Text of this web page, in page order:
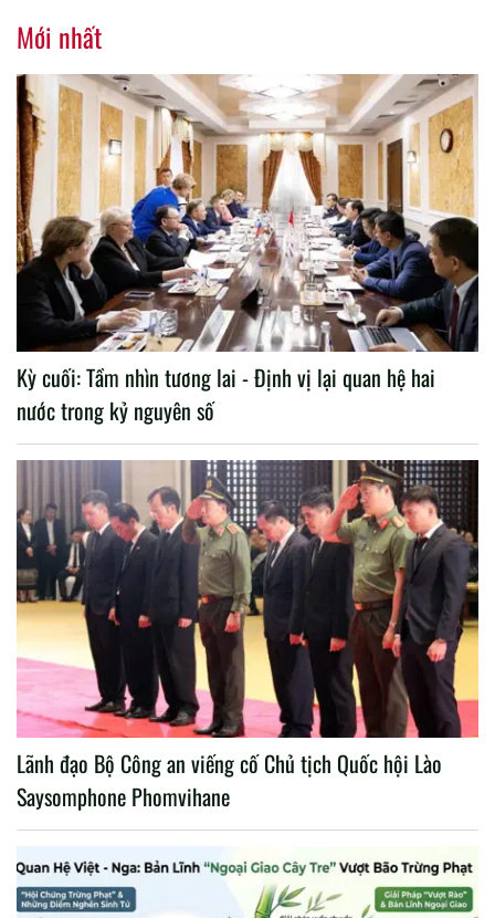
Mới nhất
Kỳ cuối: Tầm nhìn tương lai - Định vị lại quan hệ hai
nước trong kỷ nguyên số
Lãnh đạo Bộ Công an viếng cố Chủ tịch Quốc hội Lào
Saysomphone Phomvihane